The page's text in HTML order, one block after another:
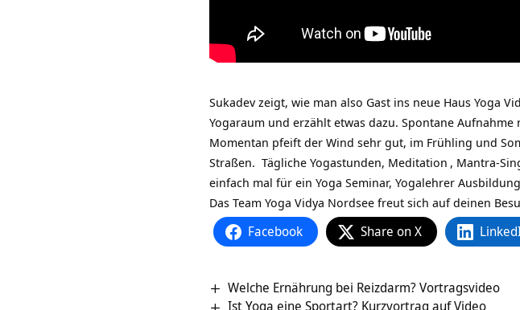
Sukadev zeigt, wie man also Gast ins neue Haus Yoga
Yogaraum und erzählt etwas dazu. Spontane
Momentan pfeift der Wind sehr gut, im Frühling und
Straßen. Tägliche Yogastunden, Meditation , Mantra-
einfach mal für ein Yoga Seminar, Yogalehrer
Das Team Yoga Vidya Nordsee freut sich auf deinen
Facebook Share on X
Welche Ernährung bei Reizdarm? Vortragsvideo
Ist Yoga eine Sportart? Kurzvortrag auf Video